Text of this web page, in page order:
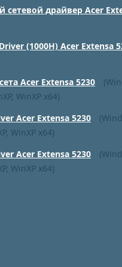
сетевой драйвер Acer
(1000H) Acer Extensa
Acer Extensa 5230
WinXP x64)
Acer Extensa 5230
WinXP x64)
Acer Extensa 5230
WinXP x64)